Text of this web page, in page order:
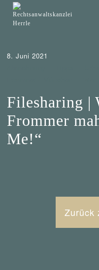
8. Juni 2021
Filesharing |
Frommer
Me!“
Zurück